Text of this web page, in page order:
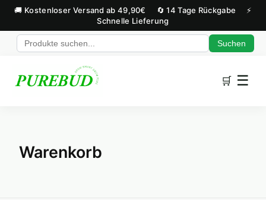
🚚 Kostenloser Versand ab 49,90€ 🔄 14 Tage Rückgabe
⚡
Schnelle Lieferung
Suchen
🛒 ☰
Warenkorb